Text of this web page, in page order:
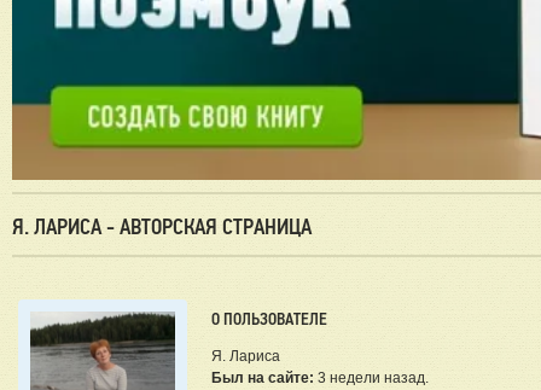
Я. ЛАРИСА - АВТОРСКАЯ СТРАНИЦА
О ПОЛЬЗОВАТЕЛЕ
Я. Лариса
Был на сайте: 3 недели назад.